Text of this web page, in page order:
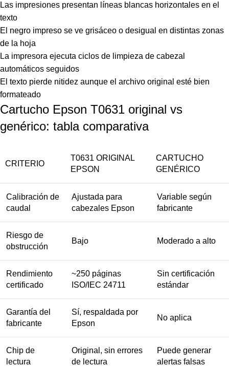
Las impresiones presentan líneas blancas horizontales en el
texto
El negro impreso se ve grisáceo o desigual en distintas zonas
de la hoja
La impresora ejecuta ciclos de limpieza de cabezal
automáticos seguidos
El texto pierde nitidez aunque el archivo original esté bien
formateado
Cartucho Epson T0631 original vs
genérico: tabla comparativa
CRITERIO
T0631 ORIGINAL
EPSON
CARTUCHO
GENÉRICO
Calibración de
caudal
Ajustada para
cabezales Epson
Variable según
fabricante
Riesgo de
obstrucción
Bajo Moderado a alto
Rendimiento
certificado
~250 páginas
ISO/IEC 24711
Sin certificación
estándar
Garantía del
fabricante
Sí, respaldada por
Epson
No aplica
Chip de
lectura
Original, sin errores
de lectura
Puede generar
alertas falsas